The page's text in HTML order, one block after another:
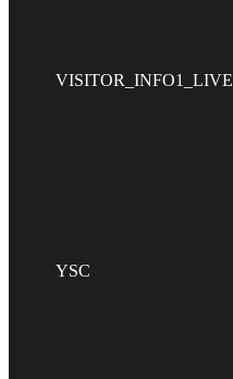
VISITOR_INFO1_LIVE
YSC